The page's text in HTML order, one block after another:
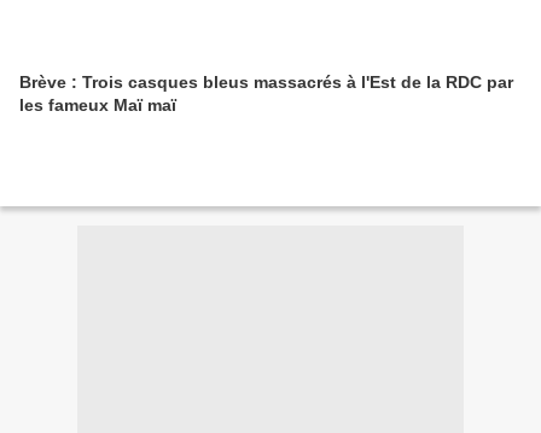
Brève : Trois casques bleus massacrés à l'Est de la RDC par
les fameux Maï maï